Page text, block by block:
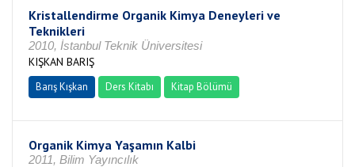
Kristallendirme Organik Kimya Deneyleri ve
Teknikleri
2010, İstanbul Teknik Üniversitesi
KIŞKAN BARIŞ
Barış Kışkan Ders Kitabı Kitap Bölümü
Organik Kimya Yaşamın Kalbi
2011, Bilim Yayıncılık